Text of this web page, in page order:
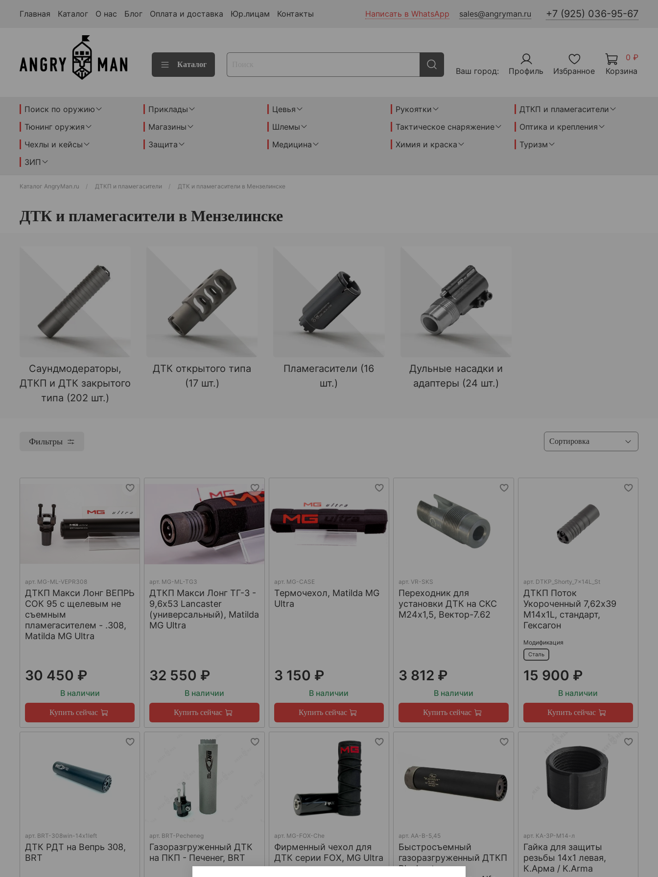
Главная Каталог О нас Блог Оплата и доставка Юр.лицам Контакты Написать в WhatsApp sales@angryman.ru +7 (925) 036-95-67
Каталог
Ваш город: Профиль Избранное
0 ₽
Корзина
Поиск по оружию Приклады Цевья Рукоятки
ДТКП и пламегасители
Тюнинг оружия
Магазины Шлемы Тактическое снаряжение
Оптика и крепления
Чехлы и кейсы
Защита Медицина Химия и краска
Туризм
ЗИП
Каталог AngryMan.ru ДТКП и пламегасители ДТК и пламегасители в Мензелинске
ДТК и пламегасители в Мензелинске
Саундмодераторы,
ДТКП и ДТК закрытого
типа (202 шт.)
ДТК открытого типа
(17 шт.)
Пламегасители (16
шт.)
Дульные насадки и
адаптеры (24 шт.)
Фильтры
арт. МG-ML-VEPR308
ДТКП Макси Лонг ВЕПРЬ
СОК 95 с щелевым не
съемным
пламегасителем - .308,
Matilda MG Ultra
30 450 ₽
В наличии
Купить сейчас
арт. MG-ML-TG3
ДТКП Макси Лонг ТГ-3 -
9,6x53 Lancaster
(универсальный), Matilda
MG Ultra
32 550 ₽
В наличии
Купить сейчас
арт. MG-CASE
Термочехол, Matilda MG
Ultra
3 150 ₽
В наличии
Купить сейчас
арт.VR-SKS
Переходник для
установки ДТК на СКС
М24х1,5, Вектор-7.62
3 812 ₽
В наличии
Купить сейчас
арт. DTKP_Shorty_7x14L_St
ДТКП Поток
Укороченный 7,62х39
М14х1L, стандарт,
Гексагон
Модификация
Сталь
15 900 ₽
В наличии
Купить сейчас
арт. BRT-308win-14х1left
ДТК РДТ на Вепрь 308,
BRT
арт. BRT-Pecheneg
Газоразгруженный ДТК
на ПКП - Печенег, BRT
арт. MG-FOX-Che
Фирменный чехол для
ДТК серии FOX, MG Ultra
арт. AA-B-5,45
Быстросъемный
газоразгруженный ДТКП
Blackout
арт. КА-ЗР-М14-л
Гайка для защиты
резьбы 14x1 левая,
К.Арма / K.Arma